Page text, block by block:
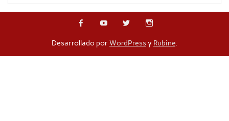
Desarrollado por WordPressy Rubine